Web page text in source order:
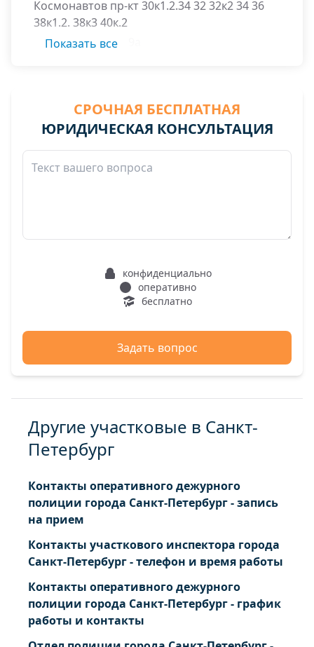
Космонавтов пр-кт 30к1.2.34 32 32к2 34 36
38к1.2. 38к3 40к.2
Типанова ул. 29 29а
Показать все
СРОЧНАЯ БЕСПЛАТНАЯ
ЮРИДИЧЕСКАЯ КОНСУЛЬТАЦИЯ
конфиденциально
оперативно
бесплатно
Задать вопрос
Другие участковые в Санкт-
Петербург
Контакты оперативного дежурного
полиции города Санкт-Петербург - запись
на прием
Контакты участкового инспектора города
Санкт-Петербург - телефон и время работы
Контакты оперативного дежурного
полиции города Санкт-Петербург - график
работы и контакты